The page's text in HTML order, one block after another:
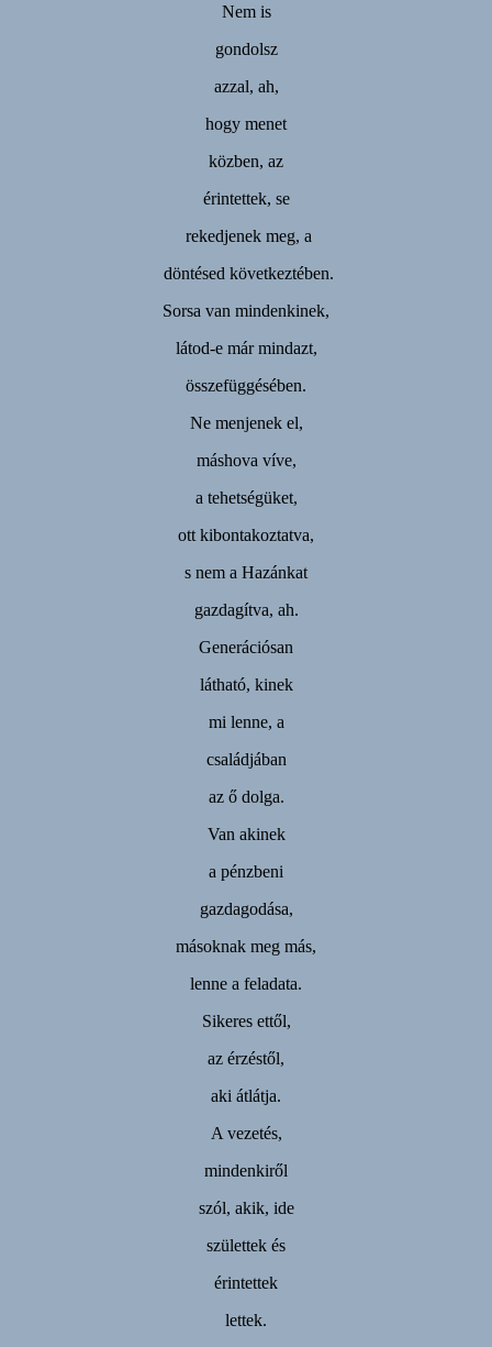
Nem is
gondolsz
azzal, ah,
hogy menet
közben, az
érintettek, se
rekedjenek meg, a
döntésed következtében.
Sorsa van mindenkinek,
látod-e már mindazt,
összefüggésében.
Ne menjenek el,
máshova víve,
a tehetségüket,
ott kibontakoztatva,
s nem a Hazánkat
gazdagítva, ah.
Generációsan
látható, kinek
mi lenne, a
családjában
az ő dolga.
Van akinek
a pénzbeni
gazdagodása,
másoknak meg más,
lenne a feladata.
Sikeres ettől,
az érzéstől,
aki átlátja.
A vezetés,
mindenkiről
szól, akik, ide
születtek és
érintettek
lettek.